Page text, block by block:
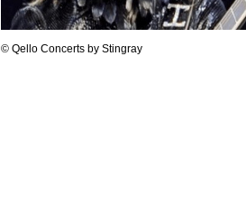
©︎ Qello Concerts by Stingray